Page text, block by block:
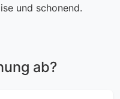
und schonend.
ab?